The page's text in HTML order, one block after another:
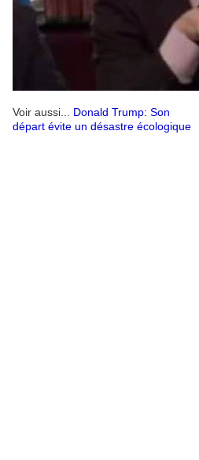
Voir aussi... Donald Trump: Son
départ évite un désastre écologique